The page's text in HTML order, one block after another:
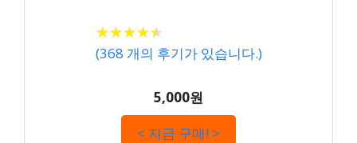
★★★★★
★★★★★
(368 개의 후기가 있습니다.)
5,000원
< 지금 구매! >